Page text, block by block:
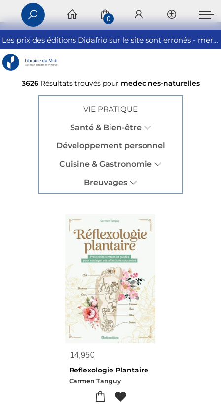
Les prix des éditions Didafrio sur le site sont erronés - merci de nous contacter
0
3626 Résultats trouvés pour medecines-naturelles
VIE PRATIQUE
Santé & Bien-être
Développement personnel
Cuisine & Gastronomie
Breuvages
14,95€
Reflexologie Plantaire
Carmen Tanguy